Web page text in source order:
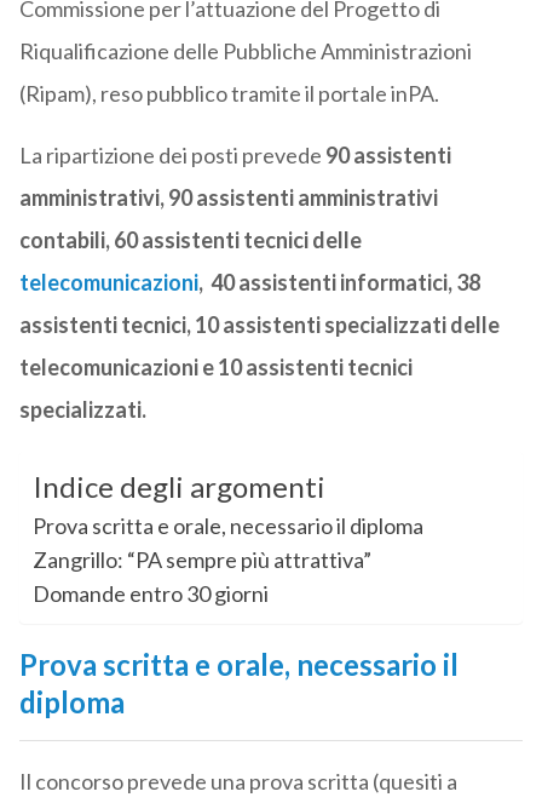
Commissione per l’attuazione del Progetto di
Riqualificazione delle Pubbliche Amministrazioni
(Ripam), reso pubblico tramite il portale inPA.
La ripartizione dei posti prevede 90 assistenti
amministrativi, 90 assistenti amministrativi
contabili, 60 assistenti tecnici delle
telecomunicazioni, 40 assistenti informatici, 38
assistenti tecnici, 10 assistenti specializzati delle
telecomunicazioni e 10 assistenti tecnici
specializzati.
Indice degli argomenti
Prova scritta e orale, necessario il diploma
Zangrillo: “PA sempre più attrattiva”
Domande entro 30 giorni
Prova scritta e orale, necessario il
diploma
Il concorso prevede una prova scritta (quesiti a